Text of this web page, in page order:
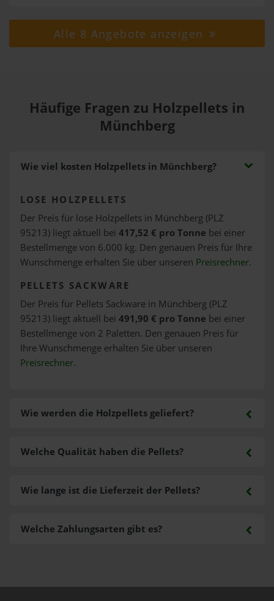
Alle 8 Angebote anzeigen
Häufige Fragen zu Holzpellets in
Münchberg
Wie viel kosten Holzpellets in Münchberg?
LOSE HOLZPELLETS
Der Preis für lose Holzpellets in Münchberg (PLZ
95213) liegt aktuell bei 417,52 € pro Tonne bei einer
Bestellmenge von 6.000 kg. Den genauen Preis für Ihre
Wunschmenge erhalten Sie über unseren Preisrechner.
PELLETS SACKWARE
Der Preis für Pellets Sackware in Münchberg (PLZ
95213) liegt aktuell bei 491,90 € pro Tonne bei einer
Bestellmenge von 2 Paletten. Den genauen Preis für
Ihre Wunschmenge erhalten Sie über unseren
Preisrechner.
Wie werden die Holzpellets geliefert?
Welche Zahlungsarten gibt es?
Welche Qualität haben die Pellets?
Wie lange ist die Lieferzeit der Pellets?